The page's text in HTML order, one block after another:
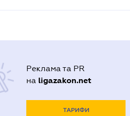
Реклама та PR
на ligazakon.net
ТАРИФИ